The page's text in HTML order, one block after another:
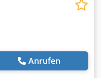
Anrufen